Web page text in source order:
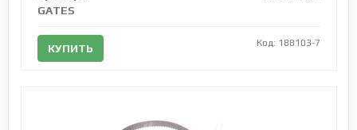
GATES
КУПИТЬ Код: 188103-7